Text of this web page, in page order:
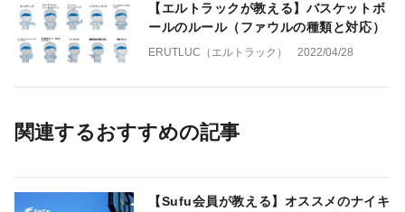
【エルトラックが教える】バスケットボ
ールのルール（ファウルの種類と対応）
ERUTLUC（エルトラック） 2022/04/28
関連するおすすめの記事
【Sufu会員が教える】オススメのナイキ